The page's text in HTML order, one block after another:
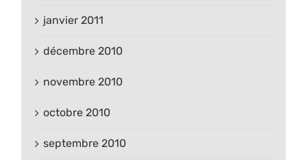
janvier 2011
décembre 2010
novembre 2010
octobre 2010
septembre 2010